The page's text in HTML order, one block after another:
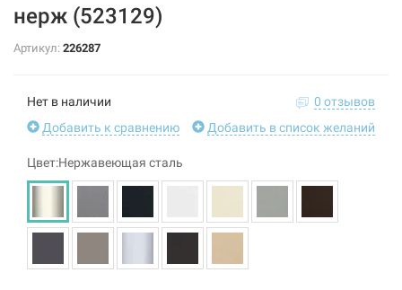
нерж (523129)
Артикул: 226287
Нет в наличии
0 отзывов
Добавить к сравнению
Добавить в список желаний
Цвет:Нержавеющая сталь